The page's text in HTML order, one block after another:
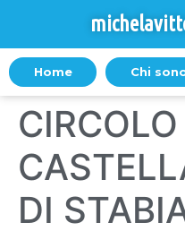
Home Chi
DI